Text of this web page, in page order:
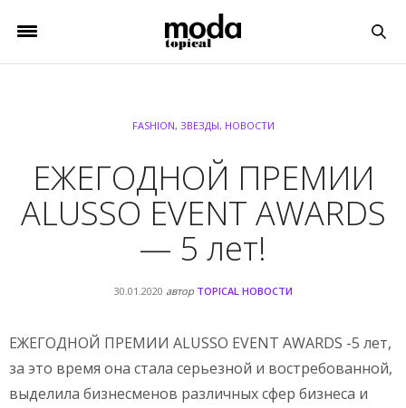
FASHION, ЗВЕЗДЫ, НОВОСТИ
ЕЖЕГОДНОЙ ПРЕМИИ
ALUSSO EVENT AWARDS
— 5 лет!
30.01.2020 автор TOPICAL НОВОСТИ
ЕЖЕГОДНОЙ ПРЕМИИ ALUSSO EVENT AWARDS -5 лет,
за это время она стала серьезной и востребованной,
выделила бизнесменов различных сфер бизнеса и